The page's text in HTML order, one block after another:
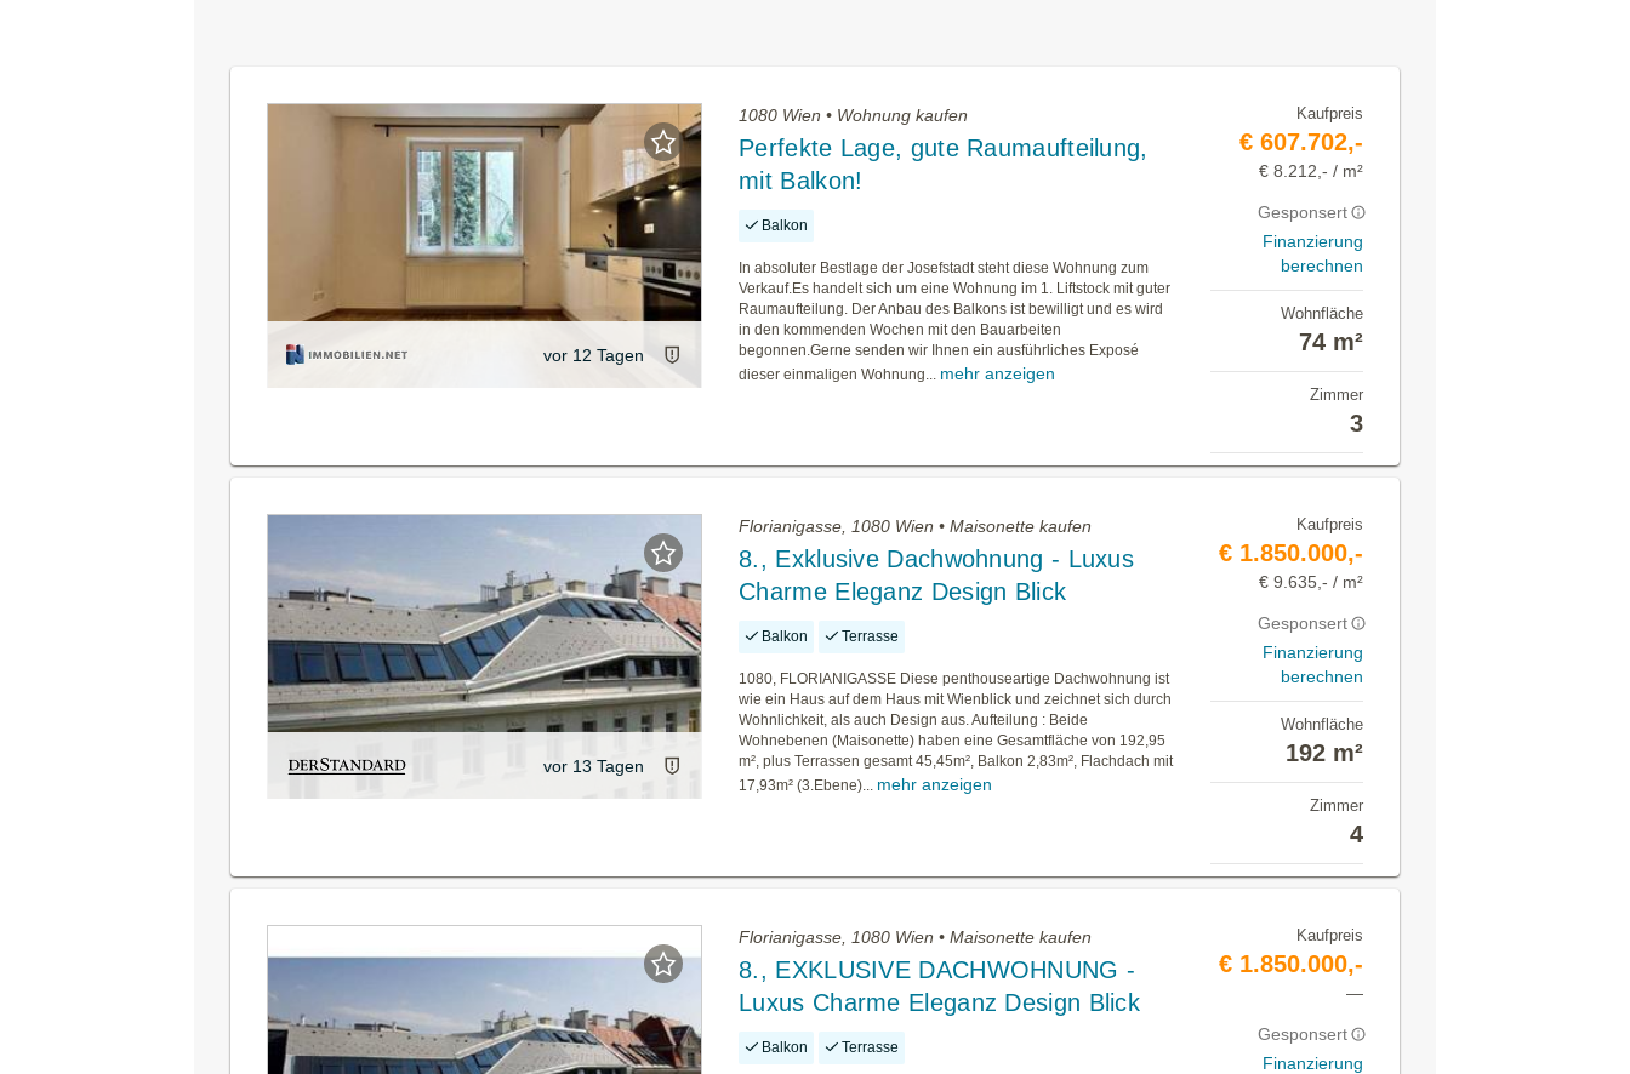
vor 12 Tagen
1080 Wien • Wohnung kaufen
Perfekte Lage, gute Raumaufteilung,
mit Balkon!
Balkon
In absoluter Bestlage der Josefstadt steht diese Wohnung zum
Verkauf.Es handelt sich um eine Wohnung im 1. Liftstock mit guter
Raumaufteilung. Der Anbau des Balkons ist bewilligt und es wird
in den kommenden Wochen mit den Bauarbeiten
begonnen.Gerne senden wir Ihnen ein ausführliches Exposé
dieser einmaligen Wohnung... mehr anzeigen
Kaufpreis
€ 607.702,-
€ 8.212,- / m²
Gesponsert
Finanzierung
berechnen
Wohnfläche
74 m²
Zimmer
3
vor 13 Tagen
Florianigasse, 1080 Wien • Maisonette kaufen
8., Exklusive Dachwohnung - Luxus
Charme Eleganz Design Blick
Balkon Terrasse
1080, FLORIANIGASSE Diese penthouseartige Dachwohnung ist
wie ein Haus auf dem Haus mit Wienblick und zeichnet sich durch
Wohnlichkeit, als auch Design aus. Aufteilung : Beide
Wohnebenen (Maisonette) haben eine Gesamtfläche von 192,95
m², plus Terrassen gesamt 45,45m², Balkon 2,83m², Flachdach mit
17,93m² (3.Ebene)... mehr anzeigen
Kaufpreis
€ 1.850.000,-
€ 9.635,- / m²
Gesponsert
Finanzierung
berechnen
Wohnfläche
192 m²
Zimmer
4
Florianigasse, 1080 Wien • Maisonette kaufen
8., EXKLUSIVE DACHWOHNUNG -
Luxus Charme Eleganz Design Blick
Balkon Terrasse
Kaufpreis
€ 1.850.000,-
—
Gesponsert
Finanzierung